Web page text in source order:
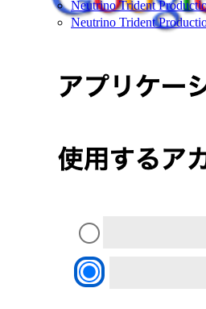
Neutrino Trident
Neutrino Trident